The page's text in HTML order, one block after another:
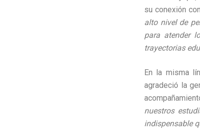
su conexión
alto nivel de
para atender
trayectorias
En la misma
agradeció la
nuestros
indispensable